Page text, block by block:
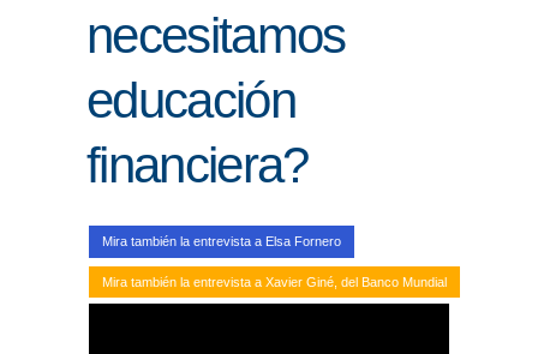
NOSOTROS
necesitamos
educación
financiera?
Mira también la entrevista a Elsa Fornero
Mira también la entrevista a Xavier Giné, del Banco Mundial